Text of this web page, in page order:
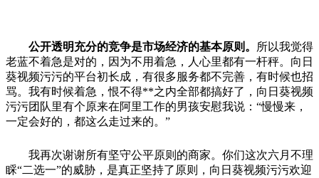
公开透明充分的竞争是市场经济的基本原则。
所以我觉得
老蓝不着急是对的，因为不用着急，人心里都有一杆秤。向日
葵视频污污的平台初长成，有很多服务都不完善，有时候也招
骂。我有时候着急，恨不得**之内全部都搞好了，向日葵视频
污污团队里有个原来在阿里工作的男孩安慰我说：“慢慢来，
一定会好的，都这么走过来的。”
我再次谢谢所有坚守公平原则的商家。你们这次六月不理
睬“二选一”的威胁，是真正坚持了原则，向日葵视频污污欢迎